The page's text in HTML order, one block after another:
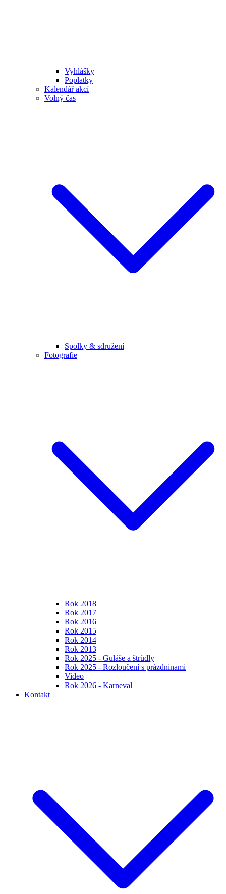
Vyhlášky
Poplatky
Kalendář akcí
Volný čas
Spolky & sdružení
Fotografie
Rok 2018
Rok 2017
Rok 2016
Rok 2015
Rok 2014
Rok 2013
Rok 2025 - Guláše a štrůdly
Rok 2025 - Rozloučení s prázdninami
Video
Rok 2026 - Karneval
Kontakt